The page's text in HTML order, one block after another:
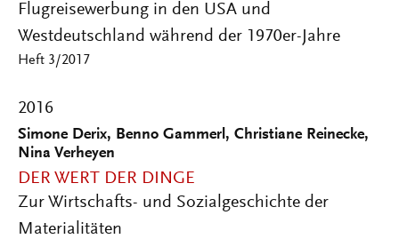
Flugreisewerbung in den USA und
Westdeutschland während der 1970er-Jahre
Heft 3/2017
2016
Simone Derix, Benno Gammerl, Christiane Reinecke,
Nina Verheyen
DER WERT DER DINGE
Zur Wirtschafts- und Sozialgeschichte der
Materialitäten